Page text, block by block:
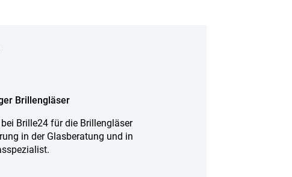
Brillengläser
Brille24 für die Brillengläser
in der Glasberatung und in